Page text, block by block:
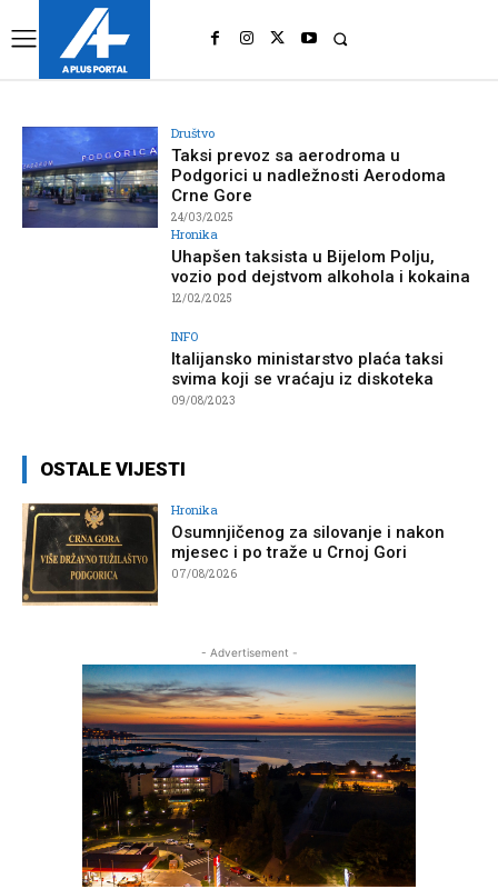
Društvo
Taksi prevoz sa aerodroma u
Podgorici u nadležnosti Aerodoma
Crne Gore
24/03/2025
Hronika
Uhapšen taksista u Bijelom Polju,
vozio pod dejstvom alkohola i kokaina
12/02/2025
INFO
Italijansko ministarstvo plaća taksi
svima koji se vraćaju iz diskoteka
09/08/2023
OSTALE VIJESTI
Hronika
Osumnjičenog za silovanje i nakon
mjesec i po traže u Crnoj Gori
07/08/2026
- Advertisement -